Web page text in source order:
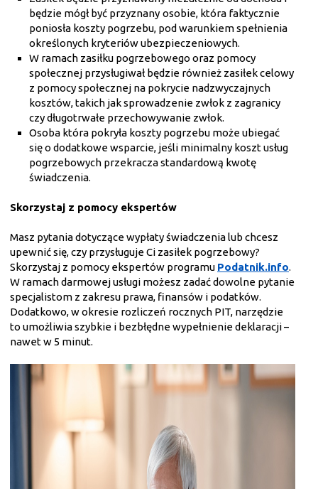
będzie mógł być przyznany osobie, która faktycznie
poniosła koszty pogrzebu, pod warunkiem spełnienia
określonych kryteriów ubezpieczeniowych.
W ramach zasiłku pogrzebowego oraz pomocy
społecznej przysługiwał będzie również zasiłek celowy
z pomocy społecznej na pokrycie nadzwyczajnych
kosztów, takich jak sprowadzenie zwłok z zagranicy
czy długotrwałe przechowywanie zwłok.
Osoba która pokryła koszty pogrzebu może ubiegać
się o dodatkowe wsparcie, jeśli minimalny koszt usług
pogrzebowych przekracza standardową kwotę
świadczenia.
Skorzystaj z pomocy ekspertów
Masz pytania dotyczące wypłaty świadczenia lub chcesz
upewnić się, czy przysługuje Ci zasiłek pogrzebowy?
Skorzystaj z pomocy ekspertów programu Podatnik.info.
W ramach darmowej usługi możesz zadać dowolne pytanie
specjalistom z zakresu prawa, finansów i podatków.
Dodatkowo, w okresie rozliczeń rocznych PIT, narzędzie
to umożliwia szybkie i bezbłędne wypełnienie deklaracji –
nawet w 5 minut.